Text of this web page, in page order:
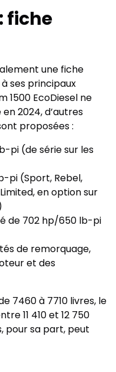
fiche
une fiche
ses principaux
1500 EcoDiesel ne
2024, d’autres
proposées :
pi (de série sur les
pi (Sport, Rebel,
en option sur
de 702 hp/650 lb-pi
de remorquage,
et des
7460 à 7710 livres, le
11 410 et 12 750
pour sa part, peut